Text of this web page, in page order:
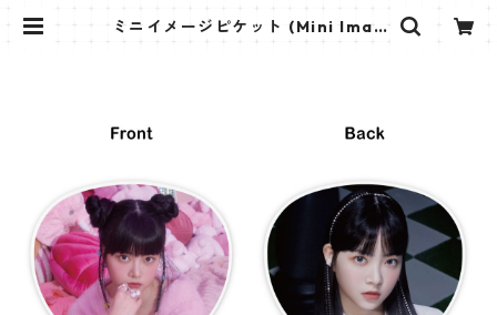
ミニイメージピケット (Mini Imag